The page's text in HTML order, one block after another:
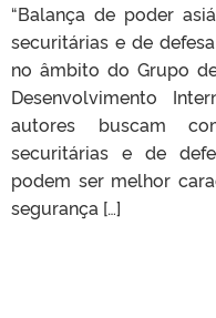
“Balança de poder
securitárias e de
no âmbito do Grupo
Desenvolvimento
autores buscam
securitárias e de
podem ser melhor
segurança […]